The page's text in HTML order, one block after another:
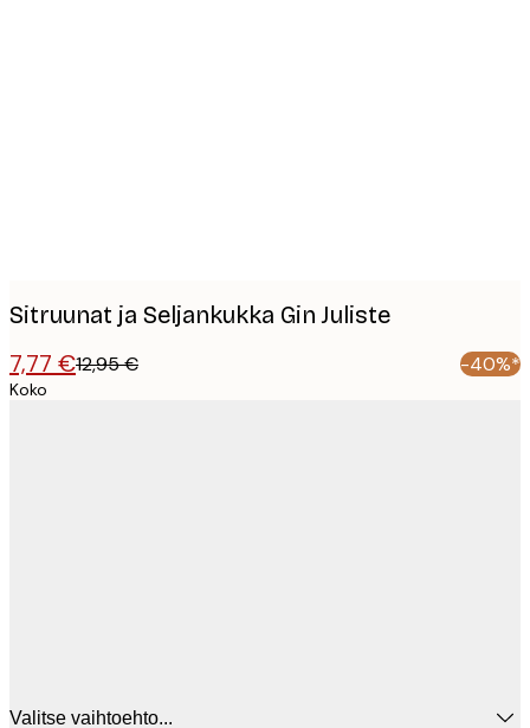
Sitruunat ja Seljankukka Gin Juliste
7,77 €12,95 € -40%*
Koko
Valitse vaihtoehto...